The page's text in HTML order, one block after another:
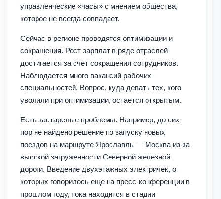
управленческие «часы» с мнением общества,
которое не всегда совпадает.
Сейчас в регионе проводятся оптимизации и
сокращения. Рост зарплат в ряде отраслей
достигается за счет сокращения сотрудников.
Наблюдается много вакансий рабочих
специальностей. Вопрос, куда девать тех, кого
уволили при оптимизации, остается открытым.
Есть застарелые проблемы. Например, до сих
пор не найдено решение по запуску новых
поездов на маршруте Ярославль — Москва из-за
высокой загруженности Северной железной
дороги. Введение двухэтажных электричек, о
которых говорилось еще на пресс-конференции в
прошлом году, пока находится в стадии